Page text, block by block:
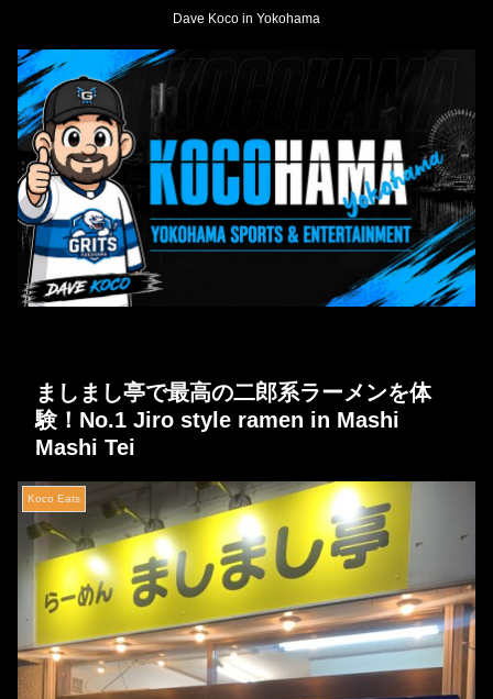
Dave Koco in Yokohama
ましまし亭で最高の二郎系ラーメンを体
験！No.1 Jiro style ramen in Mashi
Mashi Tei
Koco Eats